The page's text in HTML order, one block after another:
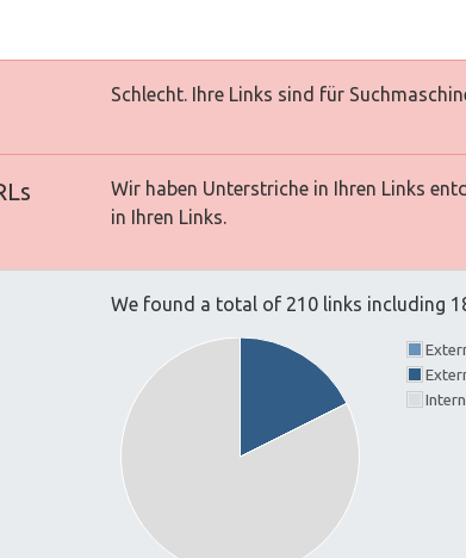
Schlecht. Ihre Links sind für
Wir haben Unterstriche in Ihren Links
in Ihren Links.
We found a total of 210 links including